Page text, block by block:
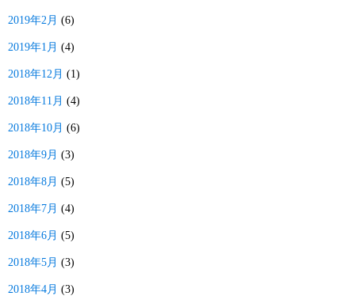
2019年2月 (6)
2019年1月 (4)
2018年12月 (1)
2018年11月 (4)
2018年10月 (6)
2018年9月 (3)
2018年8月 (5)
2018年7月 (4)
2018年6月 (5)
2018年5月 (3)
2018年4月 (3)